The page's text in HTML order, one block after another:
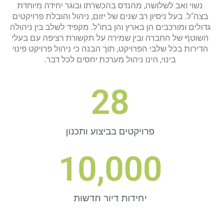
נשוי ואב לשלושה, מהנדס בהכשרתו ובוגר יחידה מיוחדת
בצה"ל. בעל ניסיון רב שנים של יזום, ניהול והובלת פרויקטים
גדולים ומורכבים הן בארץ והן בחו"ל. מקפיד לשלב בין ניהולה
השוטף של החברה ובין שמירה על תקשורת רציפה עם בעלי
הדירות בכל שלבי הפרויקט, תוך הבנה כי ניהול פרויקט פינוי
בינוי, הינו ניהול מערכת יחסים לכל דבר.
פרויקטים בביצוע ותכנון
28
יחידות דיור חדשות
10,000